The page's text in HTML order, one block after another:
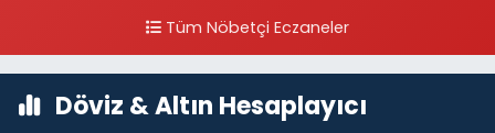
kalaycıbahçe Meydana DoğruTüm Nöbetçi Eczaneler
Döviz & Altın Hesaplayıcı